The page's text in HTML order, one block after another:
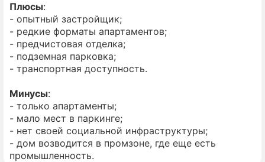
Плюсы:
- опытный застройщик;
- редкие форматы апартаментов;
- предчистовая отделка;
- подземная парковка;
- транспортная доступность.
Минусы:
- только апартаменты;
- мало мест в паркинге;
- нет своей социальной инфраструктуры;
- дом возводится в промзоне, где еще есть
промышленность.